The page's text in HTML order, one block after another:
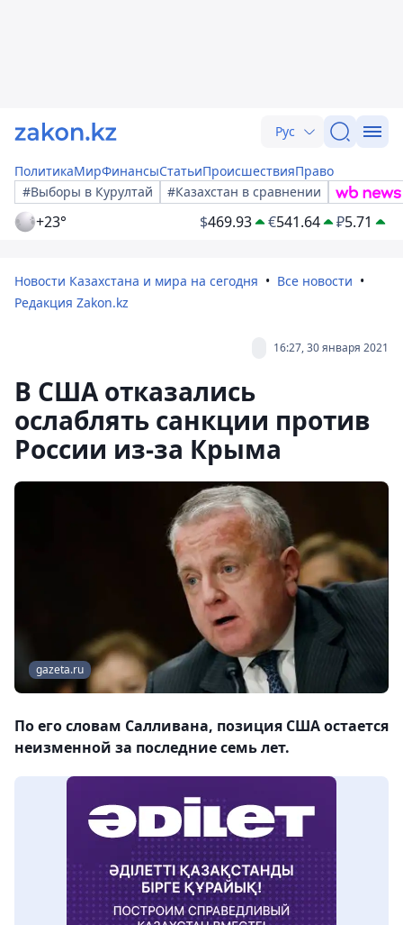
Рус
ПолитикаМирФинансыСтатьиПроисшествияПраво
#Выборы в Курултай
#Казахстан в сравнении
+23° $469.93 €541.64 ₽5.71
Новости Казахстана и мира на сегодня
Все новости
Редакция Zakon.kz
16:27, 30 января 2021
В США отказались
ослаблять санкции против
России из-за Крыма
gazeta.ru
По его словам Салливана, позиция США остается
неизменной за последние семь лет.